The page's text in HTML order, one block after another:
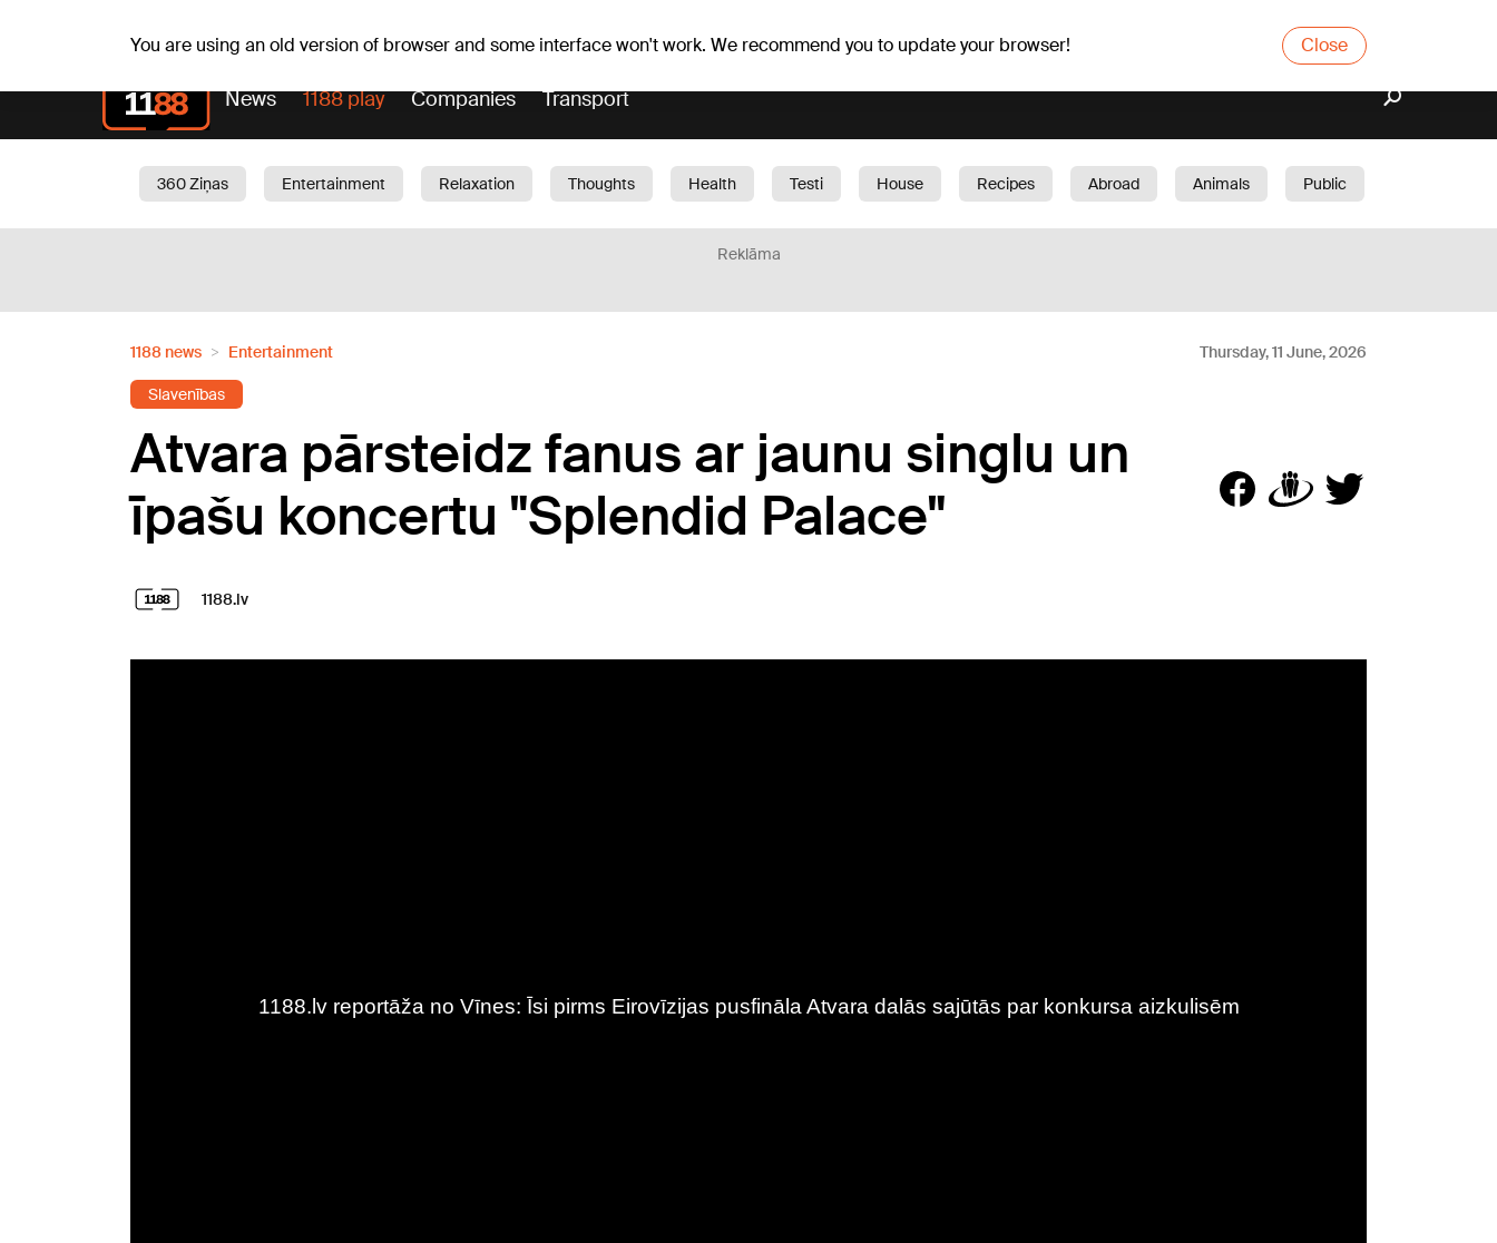
You are using an old version of browser and some interface won't work. We recommend you to update your browser! Close
News 1188 play Companies Transport
360 Ziņas Entertainment Relaxation Thoughts Health Testi House Recipes Abroad Animals
Public
Reklāma
1188 news Entertainment Thursday, 11 June, 2026
Slavenības
Atvara pārsteidz fanus ar jaunu singlu un
īpašu koncertu "Splendid Palace"
1188.lv